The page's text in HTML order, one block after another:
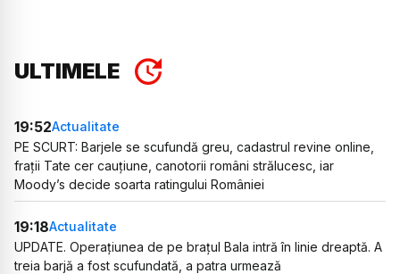
ULTIMELE
19:52Actualitate
PE SCURT: Barjele se scufundă greu, cadastrul revine online,
frații Tate cer cauțiune, canotorii români strălucesc, iar
Moody’s decide soarta ratingului României
19:18Actualitate
UPDATE. Operațiunea de pe brațul Bala intră în linie dreaptă. A
treia barjă a fost scufundată, a patra urmează